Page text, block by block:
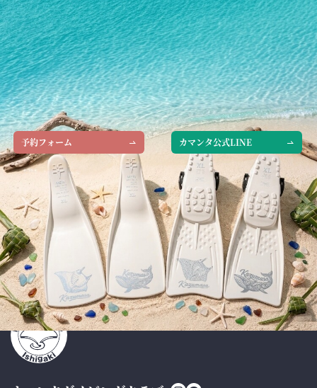
ご予約・お問い合わせは
こちら
WEBで予約
予約フォーム
LINEで予約
カマンタ公式LINE
お電話でお問い合わせ
TEL 0980-82-9797